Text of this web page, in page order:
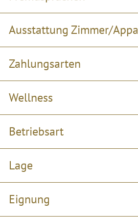
Ausstattung Zimmer/
Zahlungsarten
Wellness
Betriebsart
Lage
Eignung